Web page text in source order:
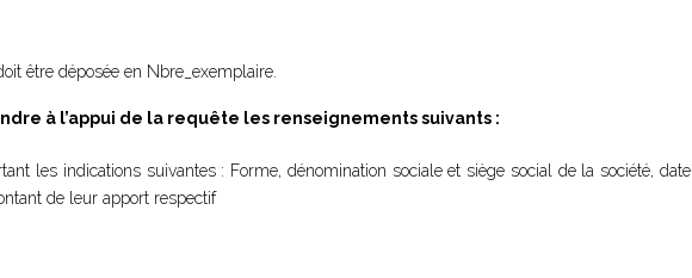
être déposée en Nbre_exemplaire.
à l’appui de la requête les renseignements suivants :
les indications suivantes : Forme, dénomination sociale et siège social de la société, date
de leur apport respectif